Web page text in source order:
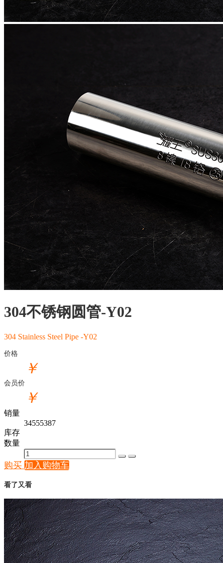
304不锈钢圆管-Y02
304 Stainless Steel Pipe -Y02
价格
￥
会员价
￥
销量
34555387
库存
数量
购买 加入购物车
看了又看